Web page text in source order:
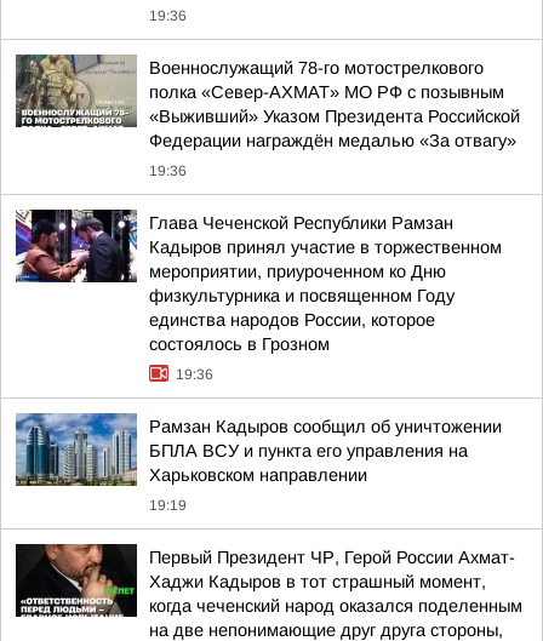
19:36
Военнослужащий 78-го мотострелкового
полка «Север-АХМАТ» МО РФ с позывным
«Выживший» Указом Президента Российской
Федерации награждён медалью «За отвагу»
19:36
Глава Чеченской Республики Рамзан
Кадыров принял участие в торжественном
мероприятии, приуроченном ко Дню
физкультурника и посвященном Году
единства народов России, которое
состоялось в Грозном
19:36
Рамзан Кадыров сообщил об уничтожении
БПЛА ВСУ и пункта его управления на
Харьковском направлении
19:19
Первый Президент ЧР, Герой России Ахмат-
Хаджи Кадыров в тот страшный момент,
когда чеченский народ оказался поделенным
на две непонимающие друг друга стороны,